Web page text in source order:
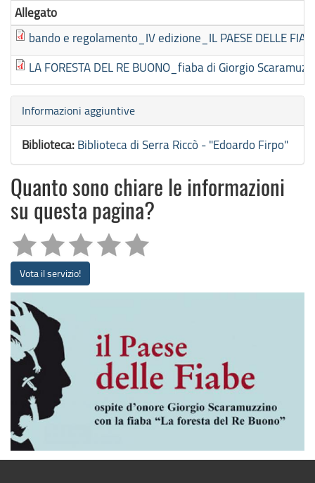
Allegato
bando e regolamento_IV edizione_IL PAESE DELLE
LA FORESTA DEL RE BUONO_fiaba di Giorgio
Nascondi
Informazioni aggiuntive
Biblioteca: Biblioteca di Serra Riccò - "Edoardo Firpo"
Quanto sono chiare le informazioni
su questa pagina?
Vota il servizio!